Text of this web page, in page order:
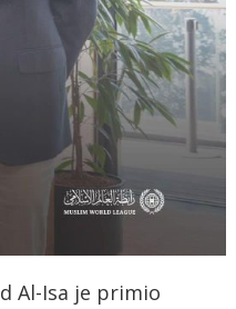
Al-Isa je primio